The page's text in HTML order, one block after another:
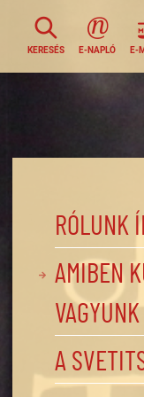
KERESÉS E-NAPLÓ E-
RÓLUNK
AMIBEN
VAGYUNK
A